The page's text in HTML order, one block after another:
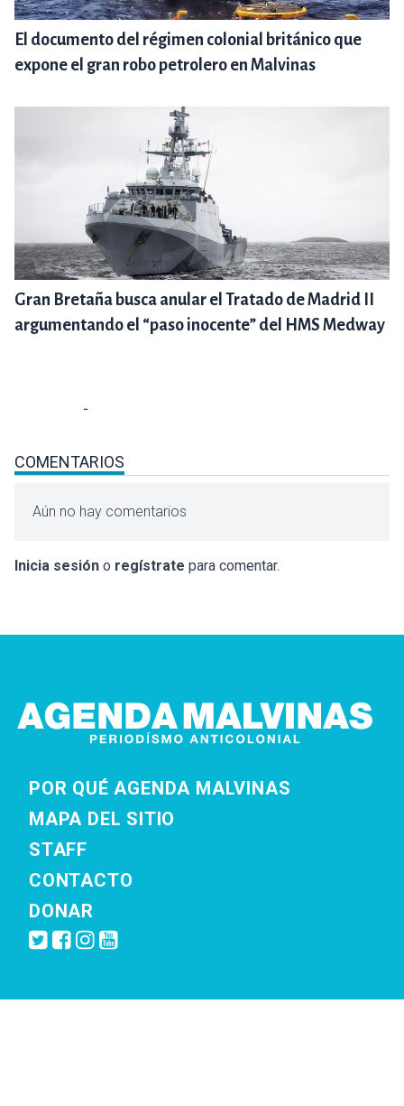
El documento del régimen colonial británico que
expone el gran robo petrolero en Malvinas
Gran Bretaña busca anular el Tratado de Madrid II
argumentando el “paso inocente” del HMS Medway
COMENTARIOS
Aún no hay comentarios
Inicia sesión o regístrate para comentar.
POR QUÉ AGENDA MALVINAS
MAPA DEL SITIO
STAFF
CONTACTO
DONAR